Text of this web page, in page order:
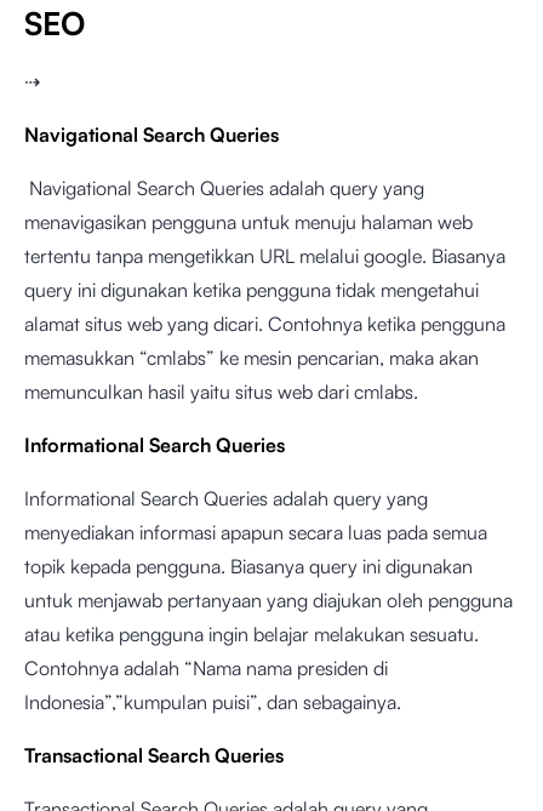
SEO
⇢
Navigational Search Queries
Navigational Search Queries adalah query yang
menavigasikan pengguna untuk menuju halaman web
tertentu tanpa mengetikkan URL melalui google. Biasanya
query ini digunakan ketika pengguna tidak mengetahui
alamat situs web yang dicari. Contohnya ketika pengguna
memasukkan “cmlabs” ke mesin pencarian, maka akan
memunculkan hasil yaitu situs web dari cmlabs.
Informational Search Queries
Informational Search Queries adalah query yang
menyediakan informasi apapun secara luas pada semua
topik kepada pengguna. Biasanya query ini digunakan
untuk menjawab pertanyaan yang diajukan oleh pengguna
atau ketika pengguna ingin belajar melakukan sesuatu.
Contohnya adalah “Nama nama presiden di
Indonesia”,”kumpulan puisi”, dan sebagainya.
Transactional Search Queries